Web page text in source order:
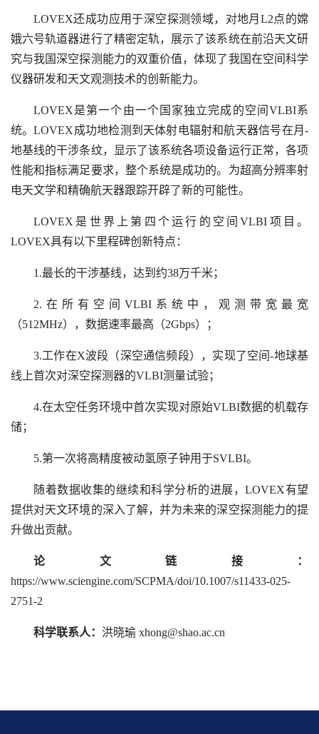
LOVEX还成功应用于深空探测领域，对地月L2点的嫦
娥六号轨道器进行了精密定轨，展示了该系统在前沿天文研
究与我国深空探测能力的双重价值，体现了我国在空间科学
仪器研发和天文观测技术的创新能力。
LOVEX是第一个由一个国家独立完成的空间VLBI系
统。LOVEX成功地检测到天体射电辐射和航天器信号在月-
地基线的干涉条纹，显示了该系统各项设备运行正常，各项
性能和指标满足要求，整个系统是成功的。为超高分辨率射
电天文学和精确航天器跟踪开辟了新的可能性。
LOVEX是世界上第四个运行的空间VLBI项目。
LOVEX具有以下里程碑创新特点：
1.最长的干涉基线，达到约38万千米；
2.在所有空间VLBI系统中，观测带宽最宽
（512MHz），数据速率最高（2Gbps）；
3.工作在X波段（深空通信频段），实现了空间-地球基
线上首次对深空探测器的VLBI测量试验；
4.在太空任务环境中首次实现对原始VLBI数据的机载存
储；
5.第一次将高精度被动氢原子钟用于SVLBI。
随着数据收集的继续和科学分析的进展，LOVEX有望
提供对天文环境的深入了解，并为未来的深空探测能力的提
升做出贡献。
论文链接：
https://www.sciengine.com/SCPMA/doi/10.1007/s11433-025-
2751-2
科学联系人： 洪晓瑜 xhong@shao.ac.cn